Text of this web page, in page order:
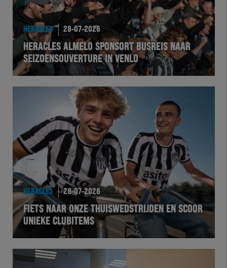
Heracles
BusinessClub
Foundation
Team Zwart Wit
Futsal
eSports
Academie
HERACLES 28-07-2026
HERACLES ALMELO SPONSORT BUSREIS NAAR
SEIZOENSOUVERTURE IN VENLO
HERACLES 28-07-2026
FIETS NAAR ONZE THUISWEDSTRIJDEN EN SCOOR
UNIEKE CLUBITEMS